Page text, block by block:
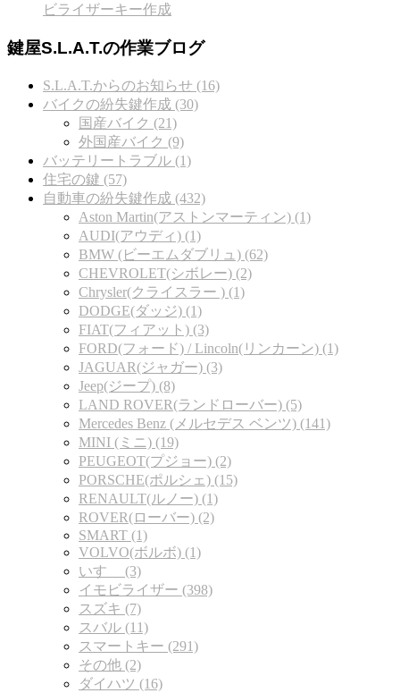
ビライザーキー作成
鍵屋S.L.A.T.の作業ブログ
S.L.A.T.からのお知らせ (16)
バイクの紛失鍵作成 (30)
国産バイク (21)
外国産バイク (9)
バッテリートラブル (1)
住宅の鍵 (57)
自動車の紛失鍵作成 (432)
Aston Martin(アストンマーティン) (1)
AUDI(アウディ) (1)
BMW (ビーエムダブリュ) (62)
CHEVROLET(シボレー) (2)
Chrysler(クライスラー ) (1)
DODGE(ダッジ) (1)
FIAT(フィアット) (3)
FORD(フォード) / Lincoln(リンカーン) (1)
JAGUAR(ジャガー) (3)
Jeep(ジープ) (8)
LAND ROVER(ランドローバー) (5)
Mercedes Benz (メルセデス ベンツ) (141)
MINI (ミニ) (19)
PEUGEOT(プジョー) (2)
PORSCHE(ポルシェ) (15)
RENAULT(ルノー) (1)
ROVER(ローバー) (2)
SMART (1)
VOLVO(ボルボ) (1)
いすゞ (3)
イモビライザー (398)
スズキ (7)
スバル (11)
スマートキー (291)
その他 (2)
ダイハツ (16)